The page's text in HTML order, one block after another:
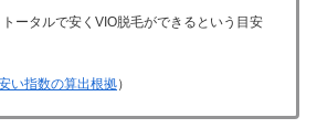
ータルで安くVIO脱毛ができるという目安
い指数の算出根拠）